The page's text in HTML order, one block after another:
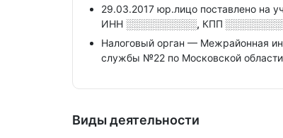
29.03.2017 юр.лицо поставлено на
ИНН ░░░░░░░░░░, КПП
Налоговый орган — Межрайонная
службы №22 по Московской области
Виды деятельности